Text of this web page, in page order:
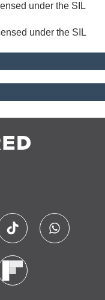
under the SIL
under the SIL